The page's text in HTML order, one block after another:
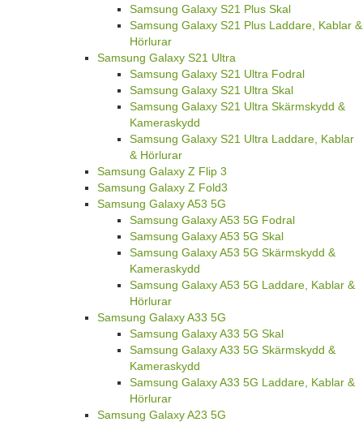
Samsung Galaxy S21 Plus Skal
Samsung Galaxy S21 Plus Laddare, Kablar &
Hörlurar
Samsung Galaxy S21 Ultra
Samsung Galaxy S21 Ultra Fodral
Samsung Galaxy S21 Ultra Skal
Samsung Galaxy S21 Ultra Skärmskydd &
Kameraskydd
Samsung Galaxy S21 Ultra Laddare, Kablar
& Hörlurar
Samsung Galaxy Z Flip 3
Samsung Galaxy Z Fold3
Samsung Galaxy A53 5G
Samsung Galaxy A53 5G Fodral
Samsung Galaxy A53 5G Skal
Samsung Galaxy A53 5G Skärmskydd &
Kameraskydd
Samsung Galaxy A53 5G Laddare, Kablar &
Hörlurar
Samsung Galaxy A33 5G
Samsung Galaxy A33 5G Skal
Samsung Galaxy A33 5G Skärmskydd &
Kameraskydd
Samsung Galaxy A33 5G Laddare, Kablar &
Hörlurar
Samsung Galaxy A23 5G